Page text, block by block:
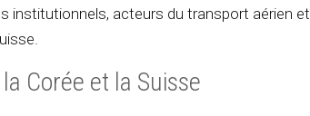
institutionnels, acteurs du transport aérien et
Corée et la Suisse